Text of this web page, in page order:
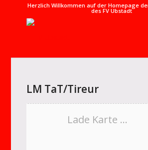
Herzlich Willkommen auf der Homepage
des FV Ubstadt
LM TaT/Tireur
Lade Karte ...